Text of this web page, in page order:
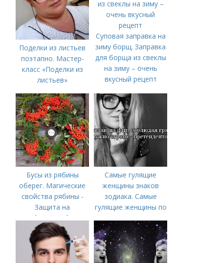
Поделки из листьев
поэтапно. Мастер-
класс «Поделки из
листьев»
Суповая заправка на
зиму борщ. Заправка
для борща из свеклы
на зиму – очень
вкусный рецепт
Бусы из рябины
оберег. Магические
свойства рябины -
Защита на
рябиновые бусы
Самые гулящие
женщины знаков
зодиака. Самые
гулящие женщины по